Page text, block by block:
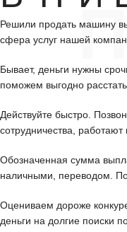
Решили продать машину
сфера услуг нашей
Бывает, деньги нужны
поможем выгодно
Действуйте быстро.
сотрудничества,
Обозначенная сумма
наличными, переводом.
Оцениваем дороже
деньги на долгие поиски